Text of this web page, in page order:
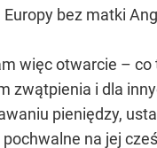
Europy bez matki
więc otwarcie – co
zwątpienia i dla
pieniędzy,
na jej